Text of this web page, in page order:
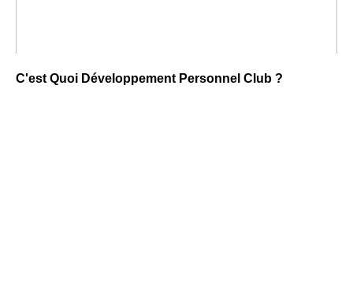
C'est Quoi Développement Personnel Club ?